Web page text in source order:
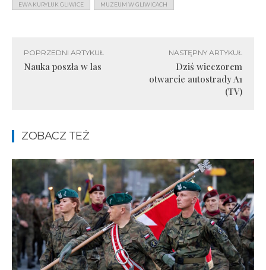
EWA KURYLUK GLIWICE MUZEUM W GLIWICACH
POPRZEDNI ARTYKUŁ
Nauka poszła w las
NASTĘPNY ARTYKUŁ
Dziś wieczorem
otwarcie autostrady A1
(TV)
ZOBACZ TEŻ